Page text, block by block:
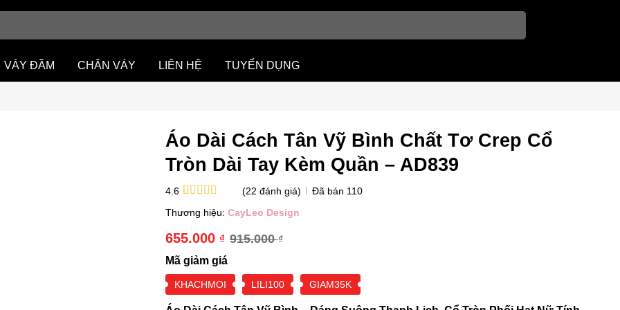
VÁY ĐẦM CHÂN VÁY LIÊN HỆ TUYỂN DỤNG
Áo Dài Cách Tân Vỹ Bình Chất Tơ Crep Cổ
Tròn Dài Tay Kèm Quần – AD839
4.6
trên 5
dựa trên
(22 đánh giá) Đã bán 110
Thương hiệu: CayLeo Design
915.000₫
gốc
là:
915.000 ₫.
655.000 ₫
hiện
tại
là:
655.000 ₫.
Mã giảm giá
KHACHMOI LILI100 GIAM35K